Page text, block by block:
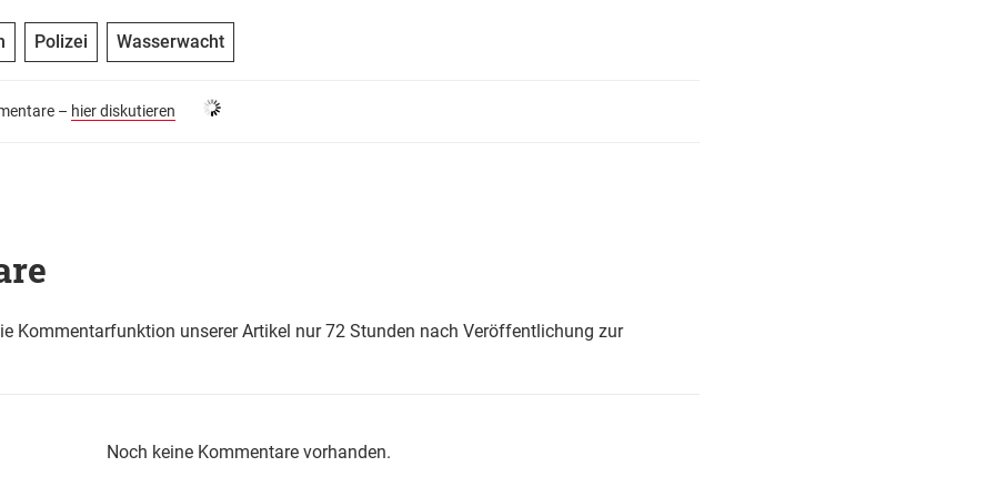
Polizei Wasserwacht
– hier diskutieren
Kommentarfunktion unserer Artikel nur 72 Stunden nach Veröffentlichung zur
Noch keine Kommentare vorhanden.